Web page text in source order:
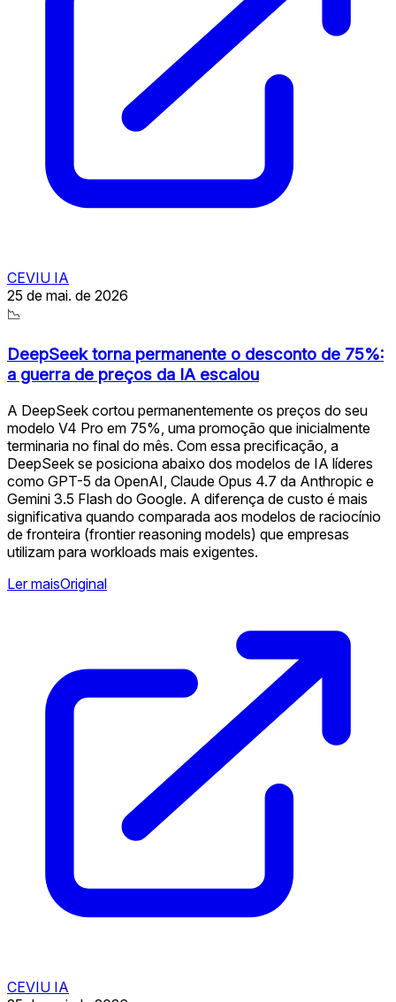
CEVIU IA
25 de mai. de 2026
📉
DeepSeek torna permanente o desconto de 75%:
a guerra de preços da IA escalou
A DeepSeek cortou permanentemente os preços do seu
modelo V4 Pro em 75%, uma promoção que inicialmente
terminaria no final do mês. Com essa precificação, a
DeepSeek se posiciona abaixo dos modelos de IA líderes
como GPT-5 da OpenAI, Claude Opus 4.7 da Anthropic e
Gemini 3.5 Flash do Google. A diferença de custo é mais
significativa quando comparada aos modelos de raciocínio
de fronteira (frontier reasoning models) que empresas
utilizam para workloads mais exigentes.
Ler maisOriginal
CEVIU IA